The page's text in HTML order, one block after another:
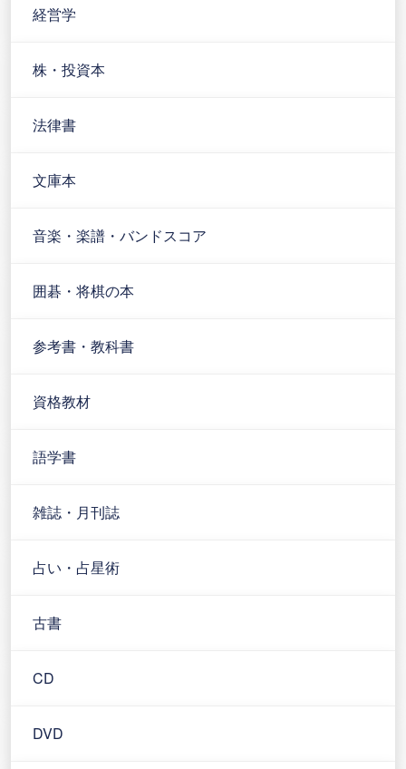
経営学
株・投資本
法律書
文庫本
音楽・楽譜・バンドスコア
囲碁・将棋の本
参考書・教科書
資格教材
語学書
雑誌・月刊誌
占い・占星術
古書
CD
DVD